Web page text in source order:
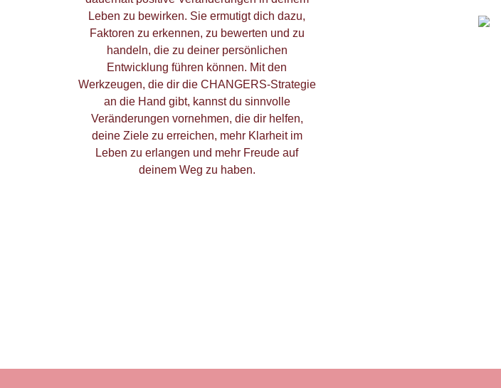
Leben zu bewirken. Sie ermutigt dich dazu,
Faktoren zu erkennen, zu bewerten und zu
handeln, die zu deiner persönlichen
Entwicklung führen können. Mit den
Werkzeugen, die dir die CHANGERS-Strategie
an die Hand gibt, kannst du sinnvolle
Veränderungen vornehmen, die dir helfen,
deine Ziele zu erreichen, mehr Klarheit im
Leben zu erlangen und mehr Freude auf
deinem Weg zu haben.